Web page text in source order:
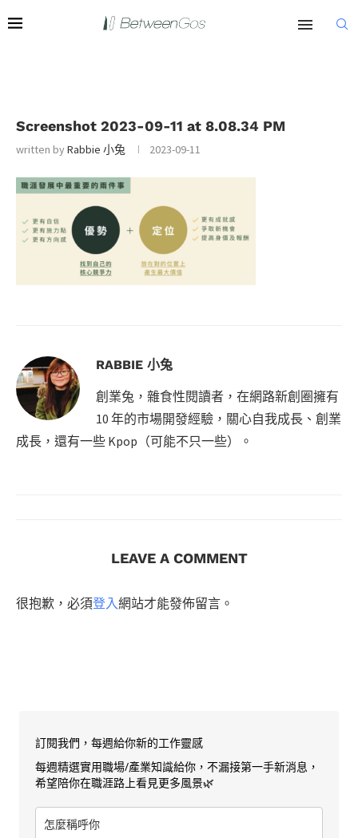
Screenshot 2023-09-11 at 8.08.34 PM
written byRabbie 小兔 2023-09-11
RABBIE 小兔
創業兔，雜食性閱讀者，在網路新創圈擁有
10 年的市場開發經驗，關心自我成長、創業
成長，還有一些 Kpop（可能不只一些）。
LEAVE A COMMENT
很抱歉，必須登入網站才能發佈留言。
訂閱我們，每週給你新的工作靈感
每週精選實用職場/產業知識給你，不漏接第一手新消息，
希望陪你在職涯路上看見更多風景🌿